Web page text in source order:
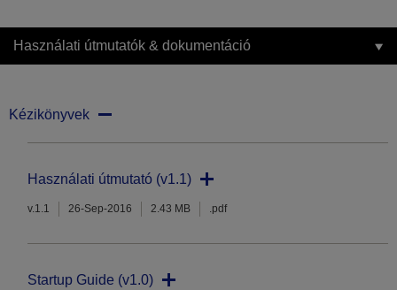
Használati útmutatók & dokumentáció
Kézikönyvek
Használati útmutató (v1.1)
v.1.1 26-Sep-2016 2.43 MB .pdf
Startup Guide (v1.0)